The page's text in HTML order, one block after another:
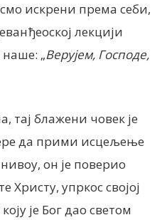
искрени према себи,
лекцији
наше: „Верујем, Господе,
тај блажени човек је
да прими исцељење
он је поверио
Христу, упркос својој
је Бог дао светом